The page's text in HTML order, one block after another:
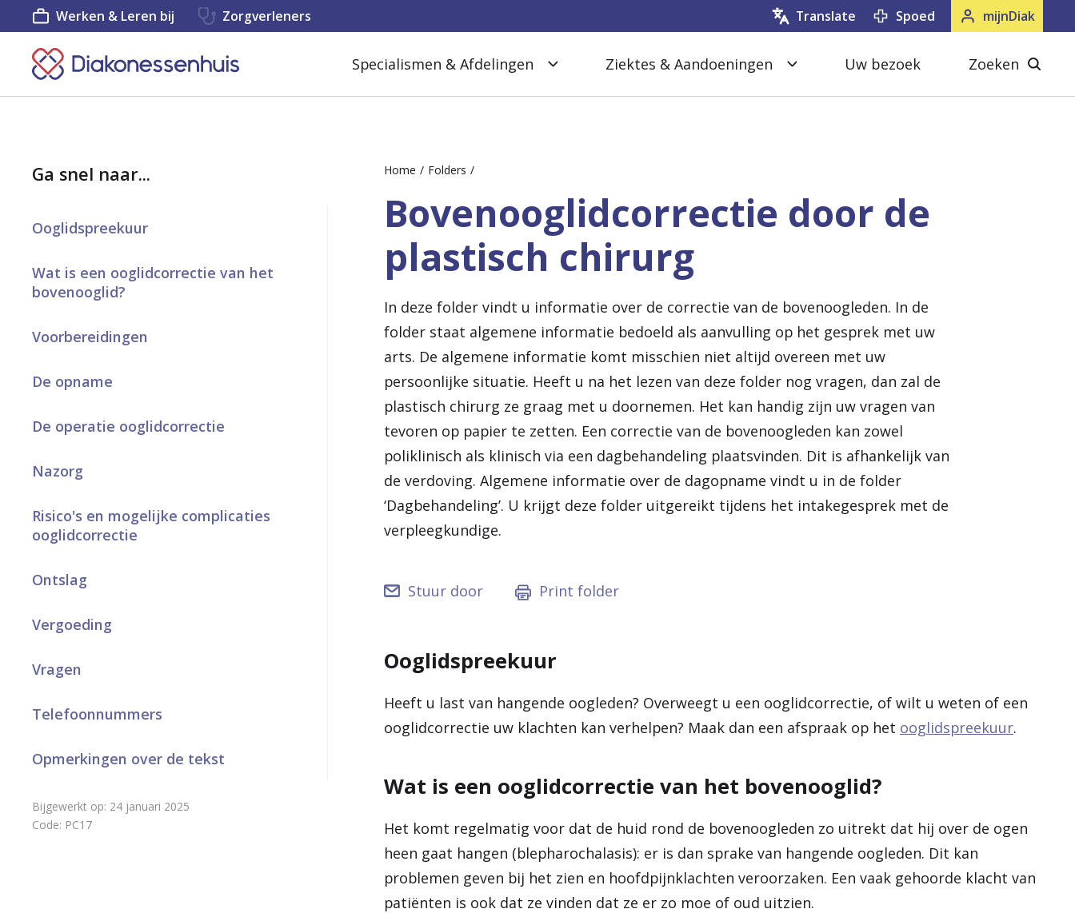
K
e
t
r
u
g
a
d
e
o
e
g
Specialismen & Afdelingen Ziektes & Aandoeningen Uw bezoek
Zoeken
Werken & Leren bij Zorgverleners mijnDiak
Spoed
Translate
Ga snel naar...
Ooglidspreekuur
Wat is een ooglidcorrectie van het
bovenooglid?
Voorbereidingen
De opname
De operatie ooglidcorrectie
Nazorg
Risico's en mogelijke complicaties
ooglidcorrectie
Ontslag
Vergoeding
Vragen
Telefoonnummers
Opmerkingen over de tekst
Bijgewerkt op: 24 januari 2025
Code: PC17
Home Folders
Bovenooglidcorrectie door de
plastisch chirurg
In deze folder vindt u informatie over de correctie van de bovenoogleden. In de
folder staat algemene informatie bedoeld als aanvulling op het gesprek met uw
arts. De algemene informatie komt misschien niet altijd overeen met uw
persoonlijke situatie. Heeft u na het lezen van deze folder nog vragen, dan zal de
plastisch chirurg ze graag met u doornemen. Het kan handig zijn uw vragen van
tevoren op papier te zetten. Een correctie van de bovenoogleden kan zowel
poliklinisch als klinisch via een dagbehandeling plaatsvinden. Dit is afhankelijk van
de verdoving. Algemene informatie over de dagopname vindt u in de folder
‘Dagbehandeling’. U krijgt deze folder uitgereikt tijdens het intakegesprek met de
verpleegkundige.
Stuur door Print folder
Ooglidspreekuur
Heeft u last van hangende oogleden? Overweegt u een ooglidcorrectie, of wilt u weten of een
ooglidcorrectie uw klachten kan verhelpen? Maak dan een afspraak op het ooglidspreekuur.
Wat is een ooglidcorrectie van het bovenooglid?
Het komt regelmatig voor dat de huid rond de bovenoogleden zo uitrekt dat hij over de ogen
heen gaat hangen (blepharochalasis): er is dan sprake van hangende oogleden. Dit kan
problemen geven bij het zien en hoofdpijnklachten veroorzaken. Een vaak gehoorde klacht van
patiënten is ook dat ze vinden dat ze er zo moe of oud uitzien.